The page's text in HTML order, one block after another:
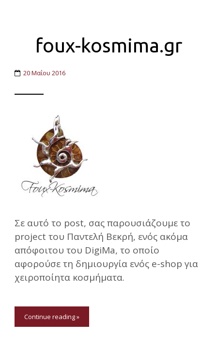
foux-kosmima.gr
20 Μαΐου 2016
Σε αυτό το post, σας παρουσιάζουμε το
project του Παντελή Βεκρή, ενός ακόμα
απόφοιτου του DigiMa, το οποίο
αφορούσε τη δημιουργία ενός e-shop για
χειροποίητα κοσμήματα.
Continue reading »